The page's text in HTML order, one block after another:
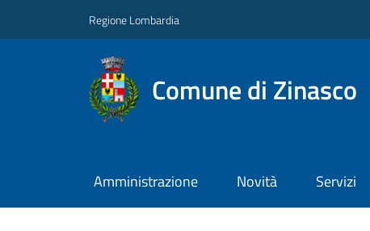
Regione Lombardia
Comune di Zinasco
Amministrazione Novità Servizi